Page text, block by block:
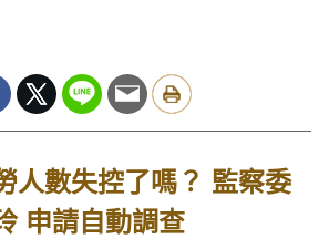
人數失控了嗎？ 監察委
申請自動調查